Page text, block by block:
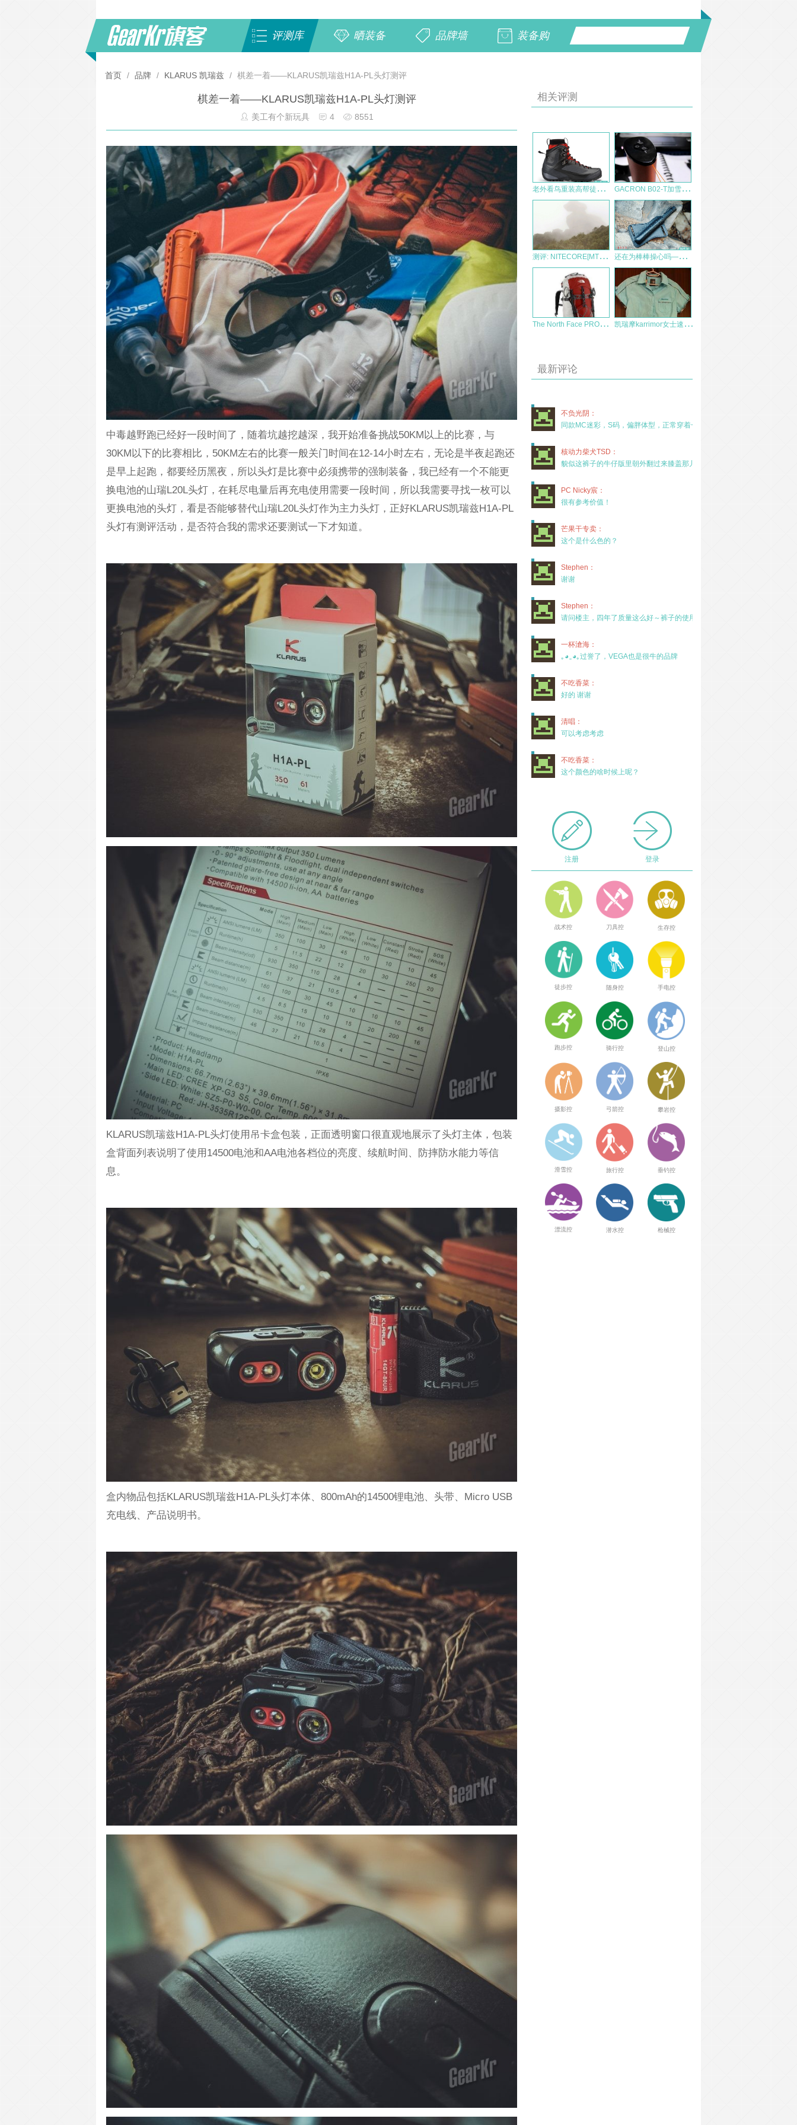
评测库 晒装备 品牌墙 装备购
首页 / 品牌 / KLARUS 凯瑞兹 / 棋差一着——KLARUS凯瑞兹H1A-PL头灯测评
棋差一着——KLARUS凯瑞兹H1A-PL头灯测评
美工有个新玩具 4 8551
中毒越野跑已经好一段时间了，随着坑越挖越深，我开始准备挑战50KM以上的比赛，与
30KM以下的比赛相比，50KM左右的比赛一般关门时间在12-14小时左右，无论是半夜起跑还
是早上起跑，都要经历黑夜，所以头灯是比赛中必须携带的强制装备，我已经有一个不能更
换电池的山瑞L20L头灯，在耗尽电量后再充电使用需要一段时间，所以我需要寻找一枚可以
更换电池的头灯，看是否能够替代山瑞L20L头灯作为主力头灯，正好KLARUS凯瑞兹H1A-PL
头灯有测评活动，是否符合我的需求还要测试一下才知道。
KLARUS凯瑞兹H1A-PL头灯使用吊卡盒包装，正面透明窗口很直观地展示了头灯主体，包装
盒背面列表说明了使用14500电池和AA电池各档位的亮度、续航时间、防摔防水能力等信
息。
盒内物品包括KLARUS凯瑞兹H1A-PL头灯本体、800mAh的14500锂电池、头带、Micro USB
充电线、产品说明书。
相关评测
老
外看鸟重装高帮徒步鞋ARC’TERYX Bora² BOOT G
ACRON B02-T加雪龙便携音响 测评报告
测
评: NITECORE[MT21]与[LA10]在生活中的使用1 还
在为棒棒操心吗——弘安保罗战术斜拉式牛皮棍套
T
he North Face PROPHET45 登山徒步背包 AJ3V 体验报告 凯
瑞摩karrimor女士速干短袖衬衣 评测报告
最新评论
不负光阴：
同款MC迷彩，S码，偏胖体型，正常穿着一年半，没
核动力柴犬TSD：
貌似这裤子的牛仔版里朝外翻过来膝盖那儿有放护膝的
PC Nicky宸：
很有参考价值！
芒果干专卖：
这个是什么色的？
Stephen：
谢谢
Stephen：
请问楼主，四年了质量这么好～裤子的使用率高吗？
一杯滄海：
｡◕‿◕｡过誉了，VEGA也是很牛的品牌
不吃香菜：
好的 谢谢
清唱：
可以考虑考虑
不吃香菜：
这个颜色的啥时候上呢？
注册 登录
战术控 刀具控 生存控
徒步控 随身控 手电控
跑步控 骑行控 登山控
摄影控 弓箭控 攀岩控
滑雪控 旅行控 垂钓控
漂流控 潜水控 枪械控